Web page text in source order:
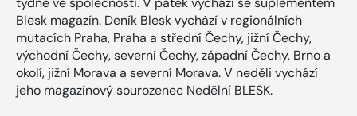
Blesk magazín. Deník Blesk vychází v regionálních
mutacích Praha, Praha a střední Čechy, jižní Čechy,
východní Čechy, severní Čechy, západní Čechy, Brno a
okolí, jižní Morava a severní Morava. V neděli vychází
jeho magazínový sourozenec Nedělní BLESK.